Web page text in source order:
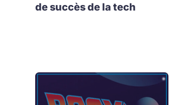
de succès de la tech